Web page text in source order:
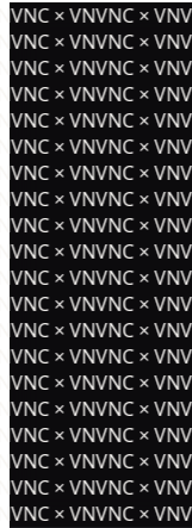
× VNVNC ×
× VNVNC ×
× VNVNC ×
× VNVNC ×
× VNVNC ×
× VNVNC ×
× VNVNC ×
× VNVNC ×
× VNVNC ×
× VNVNC ×
× VNVNC ×
× VNVNC ×
× VNVNC ×
× VNVNC ×
× VNVNC ×
× VNVNC ×
× VNVNC ×
× VNVNC ×
× VNVNC ×
× VNVNC ×